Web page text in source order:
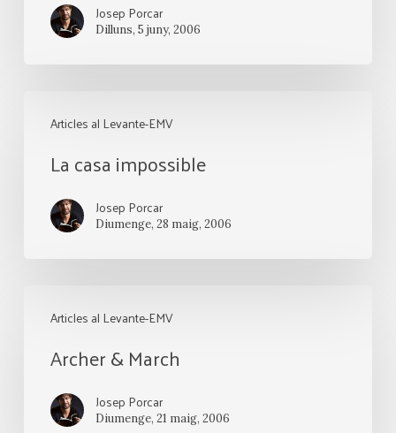
Josep Porcar
Dilluns, 5 juny, 2006
Articles al Levante-EMV
casa
impossible
La casa impossible
Josep Porcar
Diumenge, 28 maig, 2006
Articles al Levante-EMV
MarchArcher & March
Josep Porcar
Diumenge, 21 maig, 2006